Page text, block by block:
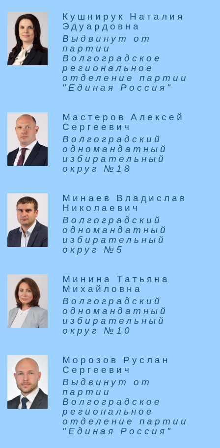
Кушнирук Наталия
Эдуардовна
Выдвинут от
партии
Волгоградское
региональное
отделение партии
"Единая Россия"
Мастеров Алексей
Сергеевич
Волгоградский
одномандатный
избирательный
округ №18
Минаев Владислав
Николаевич
Волгоградский
одномандатный
избирательный
округ №5
Минина Татьяна
Михайловна
Волгоградский
одномандатный
избирательный
округ №10
Морозов Руслан
Сергеевич
Выдвинут от
партии
Волгоградское
региональное
отделение партии
"Единая Россия"